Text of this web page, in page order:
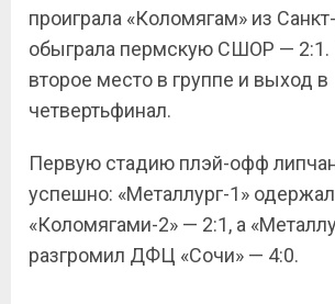
проиграла «Коломягам» из
обыграла пермскую СШОР — 2:1.
второе место в группе и выход в
четвертьфинал.
Первую стадию плэй-офф
успешно: «Металлург-1»
«Коломягами-2» — 2:1, а
разгромил ДФЦ «Сочи» — 4:0.